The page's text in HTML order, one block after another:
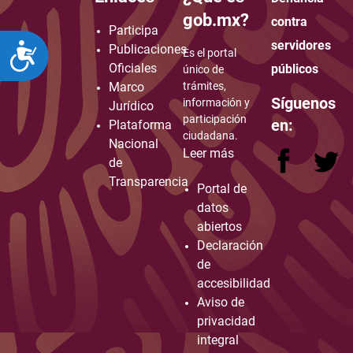
ACCESIBILIDAD
how to embed google map in website
Participa
Publicaciones
Oficiales
Marco
Jurídico
Plataforma
Nacional
de
Transparencia
gob.mx?
Es el portal
único de
trámites,
información y
participación
ciudadana.
Leer más
Portal de
datos
abiertos
Declaración
de
accesibilidad
Aviso de
privacidad
integral
contra
servidores
públicos
Síguenos
en: